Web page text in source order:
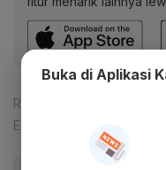
Reporter:
Editor:
Buka di Aplikasi